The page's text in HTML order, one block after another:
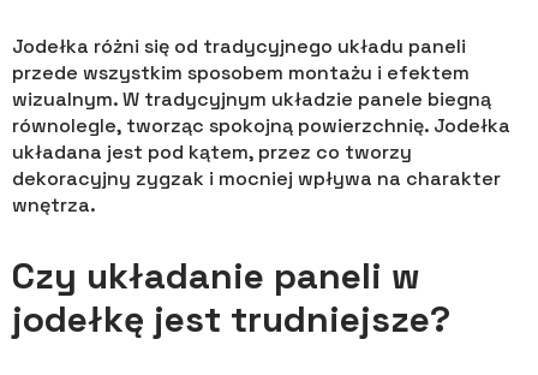
Jodełka różni się od tradycyjnego układu paneli
przede wszystkim sposobem montażu i efektem
wizualnym. W tradycyjnym układzie panele biegną
równolegle, tworząc spokojną powierzchnię. Jodełka
układana jest pod kątem, przez co tworzy
dekoracyjny zygzak i mocniej wpływa na charakter
wnętrza.
Czy układanie paneli w
jodełkę jest trudniejsze?